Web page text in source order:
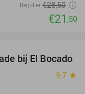
Regulier €28,50
€21 ,50
26%
bij El Bocado
9.7 star